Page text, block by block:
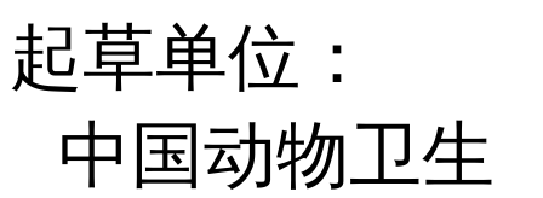
起草单位：
中国动物卫生